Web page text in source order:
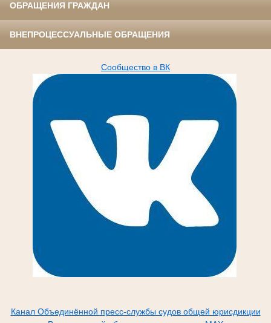
ОБРАЩЕНИЯ ГРАЖДАН
ВНЕПРОЦЕССУАЛЬНЫЕ ОБРАЩЕНИЯ
Сообщество в ВК
Канал Объединённой пресс-службы судов общей юрисдикции